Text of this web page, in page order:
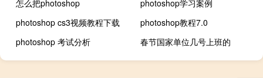
怎么把photoshop
photoshop学习案例
photoshop cs3视频教程下载
photoshop教程7.0
photoshop 考试分析
春节国家单位几号上班的